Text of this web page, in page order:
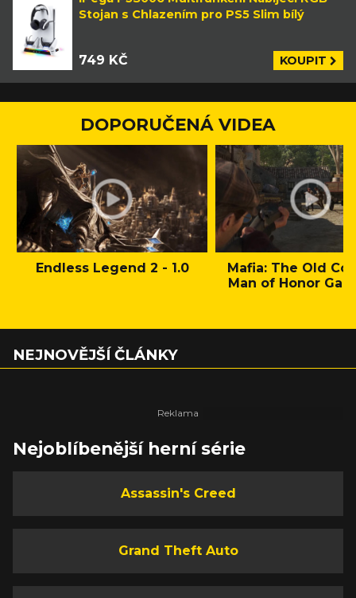
Stojan s Chlazením pro PS5 Slim bílý
749 KČ KOUPIT
DOPORUČENÁ VIDEA
Endless Legend 2 - 1.0
Mafia: The Old
Man of Honor
NEJNOVĚJŠÍ ČLÁNKY
Nejoblíbenější herní série
Assassin's Creed
Grand Theft Auto